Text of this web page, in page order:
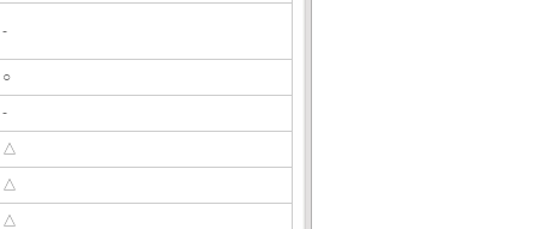
-
○
-
△
△
△